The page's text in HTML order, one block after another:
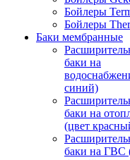
Бойлеры
Бойлеры
Баки мембранные
баки на
синий)
баки на
(цвет
баки на ГВС